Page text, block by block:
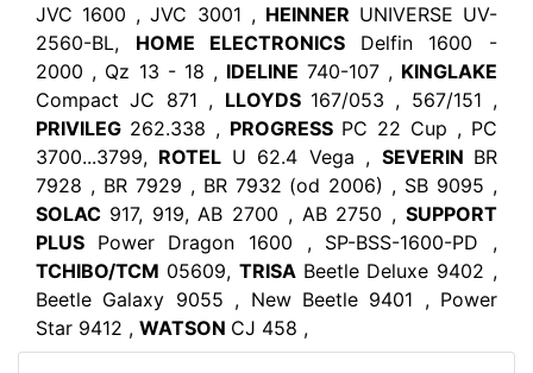
JVC 1600 , JVC 3001 , HEINNER UNIVERSE UV-
2560-BL, HOME ELECTRONICS Delfin 1600 -
2000 , Qz 13 - 18 , IDELINE 740-107 , KINGLAKE
Compact JC 871 , LLOYDS 167/053 , 567/151 ,
PRIVILEG 262.338 , PROGRESS PC 22 Cup , PC
3700...3799, ROTEL U 62.4 Vega , SEVERIN BR
7928 , BR 7929 , BR 7932 (od 2006) , SB 9095 ,
SOLAC 917, 919, AB 2700 , AB 2750 ,SUPPORT
PLUS Power Dragon 1600 , SP-BSS-1600-PD ,
TCHIBO/TCM 05609, TRISA Beetle Deluxe 9402 ,
Beetle Galaxy 9055 , New Beetle 9401 , Power
Star 9412 , WATSON CJ 458 ,